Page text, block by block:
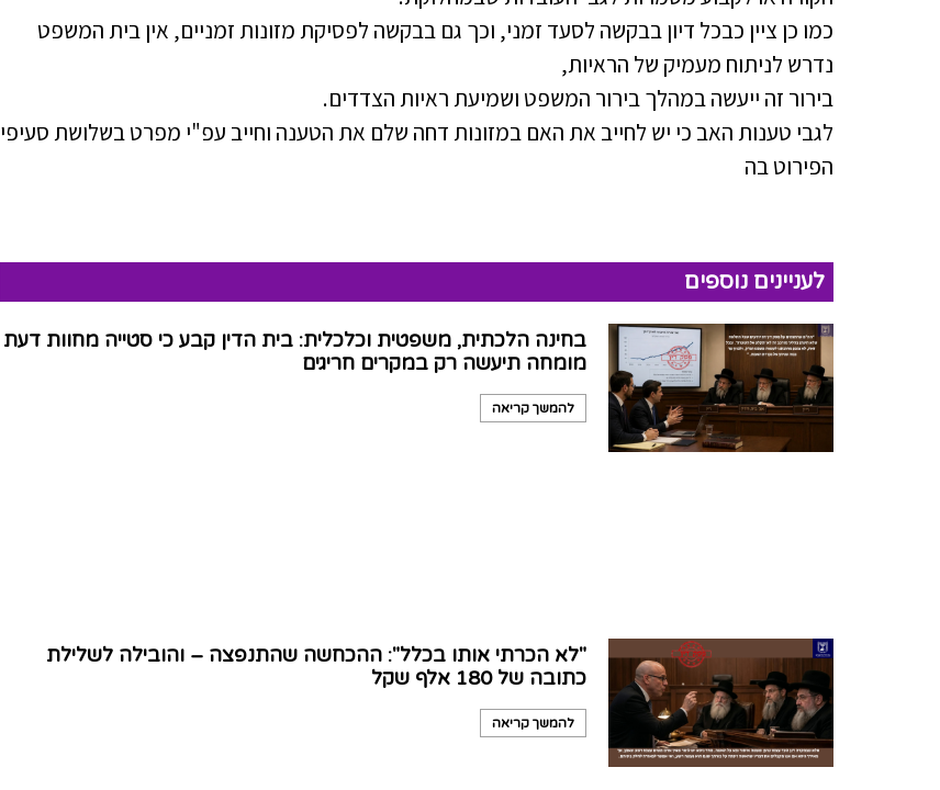
כמו כן ציין כבכל דיון בבקשה לסעד זמני, וכך גם בבקשה לפסיקת מזונות זמניים, אין בית המשפט
נדרש לניתוח מעמיק של הראיות,
בירור זה ייעשה במהלך בירור המשפט ושמיעת ראיות הצדדים.
לגבי טענות האב כי יש לחייב את האם במזונות דחה שלם את הטענה וחייב עפ"י מפרט בשלושת סעיפי
הפירוט בה
לעניינים נוספים
בחינה הלכתית, משפטית וכלכלית: בית הדין קבע כי סטייה מחוות דעת
מומחה תיעשה רק במקרים חריגים
להמשך קריאה
"לא הכרתי אותו בכלל": ההכחשה שהתנפצה – והובילה לשלילת
כתובה של 180 אלף שקל
להמשך קריאה